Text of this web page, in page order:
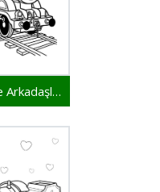
Thomas ve Arkadaşları Bedava Resim